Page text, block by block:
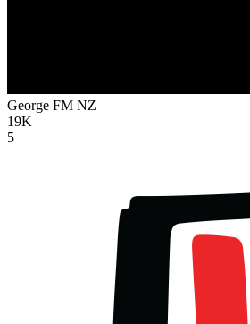
George FM NZ
19K
5